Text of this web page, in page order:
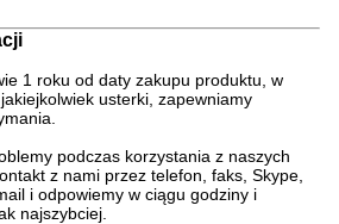
1 roku od daty zakupu produktu, w
usterki, zapewniamy
podczas korzystania z naszych
z nami przez telefon, faks, Skype,
i odpowiemy w ciągu godziny i
najszybciej.